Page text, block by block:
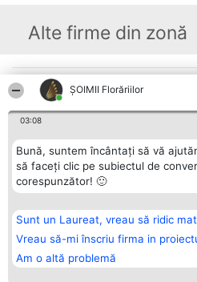
ȘOIMII Florăriilor
03:08
Bună, suntem încântați să vă
să faceți clic pe subiectul de
corespunzător! 🙂
Sunt un Laureat, vreau să ridic
Vreau să-mi înscriu firma in
Am o altă problemă
Alte firme din zonă
Organizator Ranking
BRIGHT SOLUTIONS BR SRL
Aleea Timisul De Sus 2 Bl. A30
Sc. A Et. 4 Ap. 13 Cod 061952
CUI 36737675
tel: +40 770 990 492
Lista
Statut
Politica de